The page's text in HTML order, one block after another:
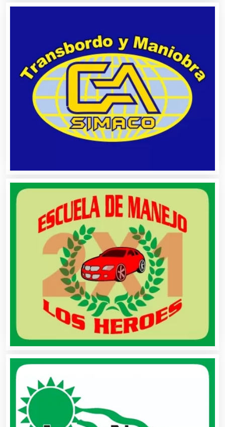
Artículos Importados
Artículos para el Hogar
Artículos para Regalos
Artículos Personales
Aseguradoras
Asesores Técnicos
Asesoría Fiscal
Asilos
Asociaciones Civiles
Asociaciones Empresariales
Audio, Sonido e Iluminación